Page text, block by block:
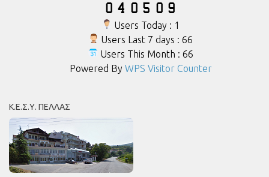
Users Today : 1
Users Last 7 days : 66
Users This Month : 66
Powered By WPS Visitor Counter
Κ.Ε.Σ.Υ. ΠΈΛΛΑΣ